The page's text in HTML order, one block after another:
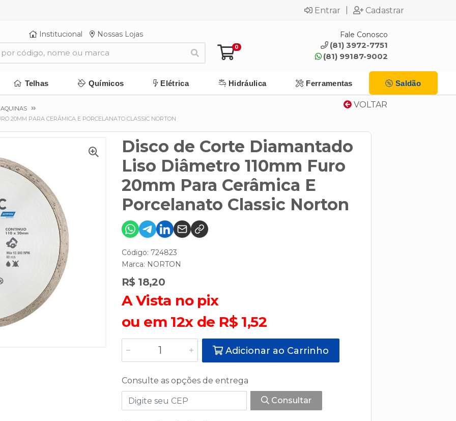
Entrar Cadastrar
Institucional Nossas Lojas
0
Fale Conosco
(81) 3972-7751
(81) 99187-9002
Telhas Químicos Elétrica Hidráulica Ferramentas Saldão
VOLTAR
20MM PARA CERÂMICA E PORCELANATO CLASSIC NORTON
Disco de Corte Diamantado
Liso Diâmetro 110mm Furo
20mm Para Cerâmica E
Porcelanato Classic Norton
Código: 724823
Marca: NORTON
R$ 18,20
A Vista no pix
ou em 12x de R$ 1,52
Adicionar ao Carrinho
Consulte as opções de entrega
Consultar